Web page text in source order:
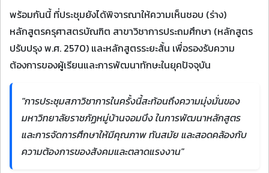
พร้อมกันนี้ ที่ประชุมยังได้พิจารณาให้ความเห็นชอบ (ร่าง)
หลักสูตรครุศาสตรบัณฑิต สาขาวิชาการประถมศึกษา (หลักสูตร
ปรับปรุง พ.ศ. 2570) และหลักสูตรระยะสั้น เพื่อรองรับความ
ต้องการของผู้เรียนและการพัฒนาทักษะในยุคปัจจุบัน
"การประชุมสภาวิชาการในครั้งนี้สะท้อนถึงความมุ่งมั่นของ
มหาวิทยาลัยราชภัฏหมู่บ้านจอมบึง ในการพัฒนาหลักสูตร
และการจัดการศึกษาให้มีคุณภาพ ทันสมัย และสอดคล้องกับ
ความต้องการของสังคมและตลาดแรงงาน"